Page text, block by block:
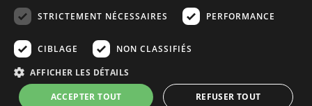
Les descriptions et photos contenues dans le site Armor-vacances sont sous
la responsabilité des propriétaires, ces informations sont indicatives et non
Armor-vacances n'est pas un organisme et ne touche aucune commission
STRICTEMENT NÉCESSAIRES
PERFORMANCE
CIBLAGE NON CLASSIFIÉS
AFFICHER LES DÉTAILS
ACCEPTER TOUT REFUSER TOUT